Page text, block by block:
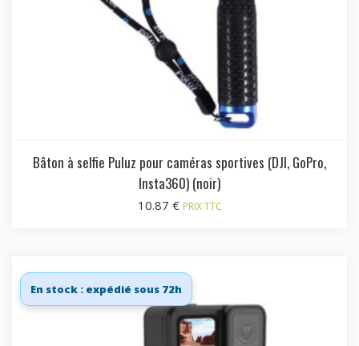
Bâton à selfie Puluz pour caméras sportives (DJI, GoPro,
Insta360) (noir)
10.87 € PRIX TTC
En stock : expédié sous 72h